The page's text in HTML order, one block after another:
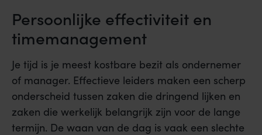
Persoonlijke effectiviteit en
timemanagement
Je tijd is je meest kostbare bezit als ondernemer
of manager. Effectieve leiders maken een scherp
onderscheid tussen zaken die dringend lijken en
zaken die werkelijk belangrijk zijn voor de lange
termijn. De waan van de dag is vaak een slechte